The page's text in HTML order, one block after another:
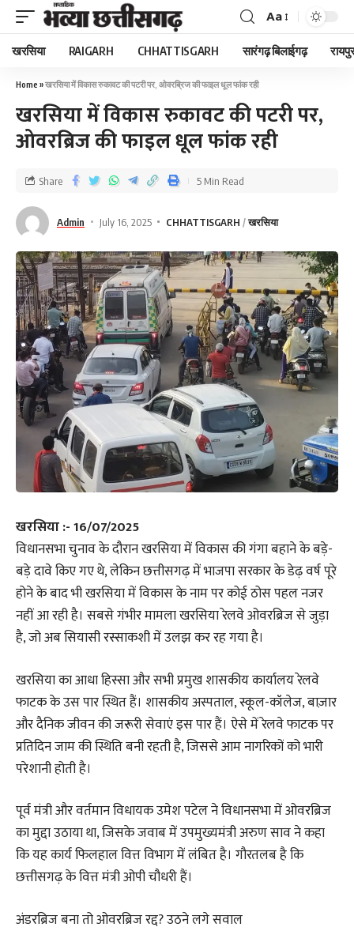
Aa
खरसिया RAIGARH CHHATTISGARH सारंगढ़ बिलाईगढ़
Home »खरसिया में विकास रुकावट की पटरी पर, ओवरब्रिज की फाइल धूल फांक रही
खरसिया में विकास रुकावट की पटरी पर,
ओवरब्रिज की फाइल धूल फांक रही
Admin July 16, 2025 CHHATTISGARH खरसिया
Share 5 Min Read
खरसिया :- 16/07/2025
विधानसभा चुनाव के दौरान खरसिया में विकास की गंगा बहाने के बड़े-
बड़े दावे किए गए थे, लेकिन छत्तीसगढ़ में भाजपा सरकार के डेढ़ वर्ष पूरे
होने के बाद भी खरसिया में विकास के नाम पर कोई ठोस पहल नजर
नहीं आ रही है। सबसे गंभीर मामला खरसिया रेलवे ओवरब्रिज से जुड़ा
है, जो अब सियासी रस्साकशी में उलझ कर रह गया है।
खरसिया का आधा हिस्सा और सभी प्रमुख शासकीय कार्यालय रेलवे
फाटक के उस पार स्थित हैं। शासकीय अस्पताल, स्कूल-कॉलेज, बाज़ार
और दैनिक जीवन की जरूरी सेवाएं इस पार हैं। ऐसे में रेलवे फाटक पर
प्रतिदिन जाम की स्थिति बनी रहती है, जिससे आम नागरिकों को भारी
परेशानी होती है।
पूर्व मंत्री और वर्तमान विधायक उमेश पटेल ने विधानसभा में ओवरब्रिज
का मुद्दा उठाया था, जिसके जवाब में उपमुख्यमंत्री अरुण साव ने कहा
कि यह कार्य फिलहाल वित्त विभाग में लंबित है। गौरतलब है कि
छत्तीसगढ़ के वित्त मंत्री ओपी चौधरी हैं।
अंडरब्रिज बना तो ओवरब्रिज रद्द? उठने लगे सवाल